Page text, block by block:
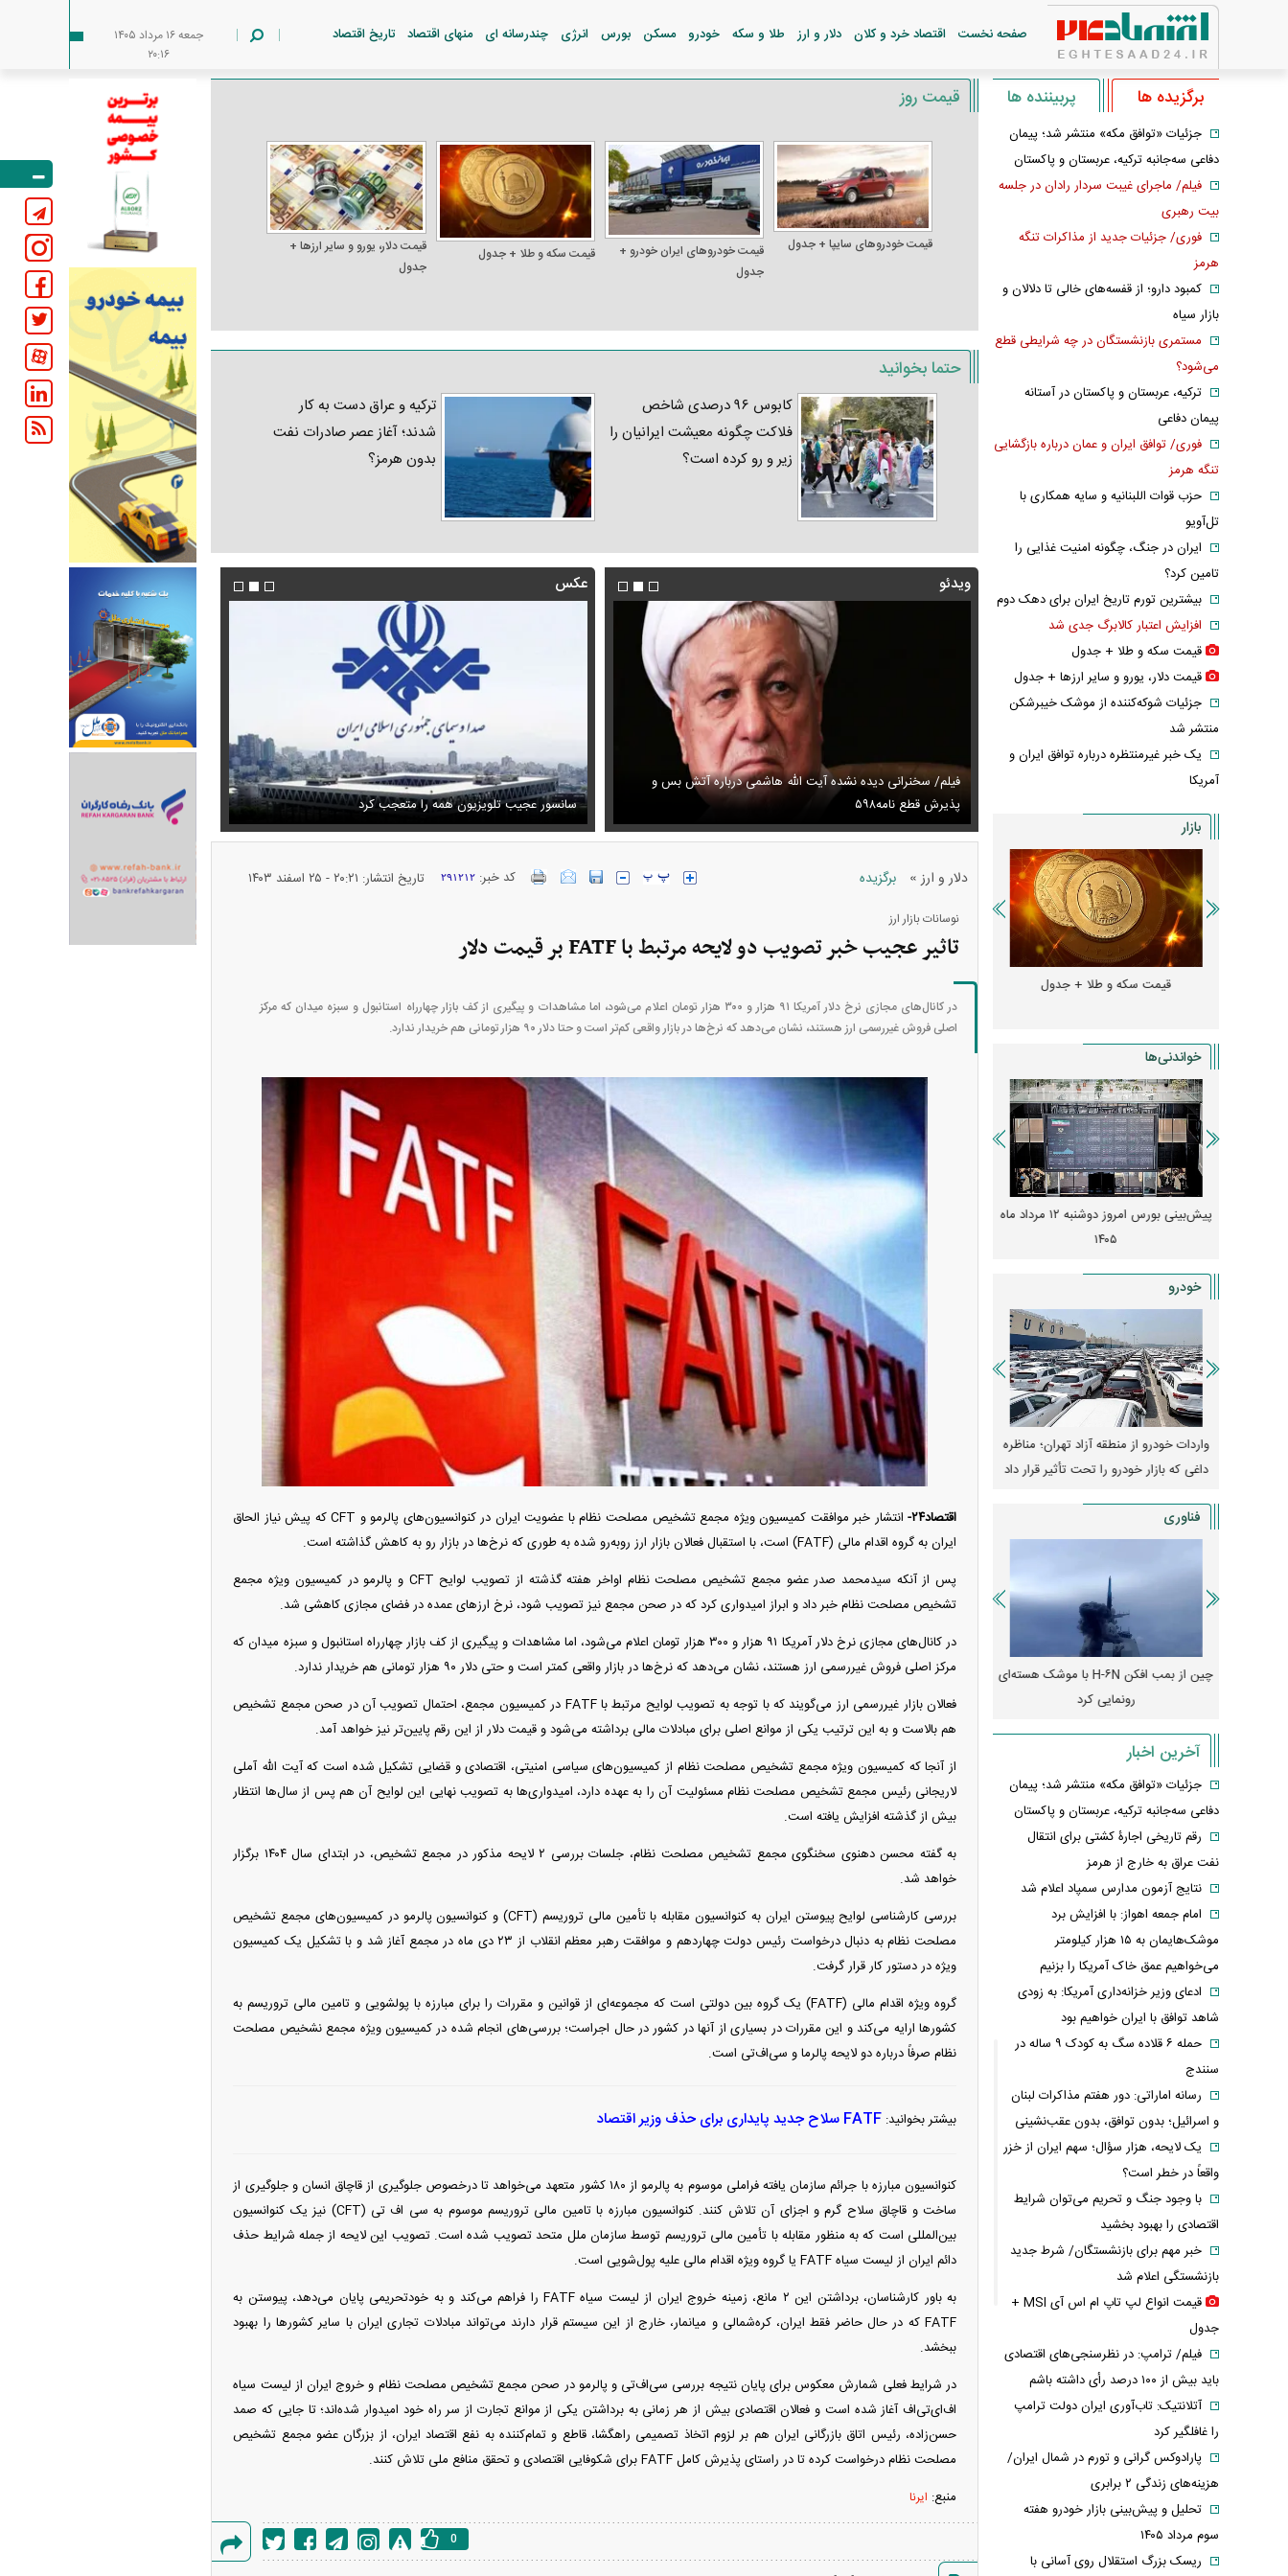
صفحه نخست اقتصاد خرد و کلان دلار و ارز طلا و سکه خودرو مسکن بورس انرژی چندرسانه ای منهای اقتصاد تاریخ اقتصاد
جمعه ۱۶ مرداد ۱۴۰۵
۲۰:۱۶
قیمت روز
قیمت خودرو‌های سایپا + جدول
قیمت خودرو‌های ایران خودرو +
جدول
قیمت سکه و طلا + جدول
قیمت دلار، یورو و سایر ارز‌ها +
جدول
حتما بخوانید
کابوس ۹۶ درصدی شاخص
فلاکت چگونه معیشت ایرانیان را
زیر و رو کرده است؟
ترکیه و عراق دست به کار
شدند؛ آغاز عصر صادرات نفت
بدون هرمز؟
ویدئو
رهبر شهید درباره احتمال اسارت مجتبی و مصطفی
فیلم/ سخنرانی دیده نشده آیت الله هاشمی درباره آتش بس و
پذیرش قطع نامه۵۹۸
فیلم/ پزشکیان: اگر ارز ترجیحی را حذف نمی‌کردیم، قطعاً قحطی
پیش می‌آمد
فیلم/ توصیه رهبر شهید درباره احتمال اسارت
خامنه ای
عکس
عکس دیده‌نشده ظل‌السلطنه نوه ناصرالدین شاه در لباس دامادی سانسور عجیب تلویزیون همه را متعجب کرد استایل جدید صابر ابر در فضای مجازی
دلار و ارز » برگزیده کد خبر:۲۹۱۲۱۲ تاریخ انتشار: ۲۰:۲۱ - ۲۵ اسفند ۱۴۰۳
نوسانات بازار ارز
تاثیر عجیب خبر تصویب دو لایحه مرتبط با FATF بر قیمت دلار
در کانال‌های مجازی نرخ دلار آمریکا ۹۱ هزار و ۳۰۰ هزار تومان اعلام می‌شود، اما مشاهدات و پیگیری از کف بازار چهارراه استانبول و سبزه میدان که مرکز
اصلی فروش غیررسمی ارز هستند، نشان می‌دهد که نرخ‌ها در بازار واقعی کم‌تر است و حتا دلار ۹۰ هزار تومانی هم خریدار ندارد.
اقتصاد۲۴-
انتشار خبر موافقت کمیسیون ویژه مجمع تشخیص مصلحت نظام با عضویت ایران در کنوانسیون‌های پالرمو و CFT که پیش نیاز الحاق
ایران به گروه اقدام مالی (FATF) است، با استقبال فعالان بازار ارز رو‌به‌رو شده به طوری که نرخ‌ها در بازار رو به کاهش گذاشته است.
پس از آنکه سیدمحمد صدر عضو مجمع تشخیص مصلحت نظام اواخر هفته گذشته از تصویب لوایح CFT و پالرمو در کمیسیون ویژه مجمع
تشخیص مصلحت نظام خبر داد و ابراز امیدواری کرد که در صحن مجمع نیز تصویب شود، نرخ ارز‌های عمده در فضای مجازی کاهشی شد.
در کانال‌های مجازی نرخ دلار آمریکا ۹۱ هزار و ۳۰۰ هزار تومان اعلام می‌شود، اما مشاهدات و پیگیری از کف بازار چهارراه استانبول و سبزه میدان که
مرکز اصلی فروش غیررسمی ارز هستند، نشان می‌دهد که نرخ‌ها در بازار واقعی کمتر است و حتی دلار ۹۰ هزار تومانی هم خریدار ندارد.
فعالان بازار غیررسمی ارز می‌گویند که با توجه به تصویب لوایح مرتبط با FATF در کمیسیون مجمع، احتمال تصویب آن در صحن مجمع تشخیص
هم بالاست و به این ترتیب یکی از موانع اصلی برای مبادلات مالی برداشته می‌شود و قیمت دلار از این رقم پایین‌تر نیز خواهد آمد.
از آنجا که کمیسیون ویژه مجمع تشخیص مصلحت نظام از کمیسیون‌های سیاسی امنیتی، اقتصادی و قضایی تشکیل شده است که آیت الله آملی
لاریجانی رئیس مجمع تشخیص مصلحت نظام مسئولیت آن را به عهده دارد، امیدواری‌ها به تصویب نهایی این لوایح آن هم پس از سال‌ها انتظار
بیش از گذشته افزایش یافته است.
به گفته محسن دهنوی سخنگوی مجمع تشخیص مصلحت نظام، جلسات بررسی ۲ لایحه مذکور در مجمع تشخیص، در ابتدای سال ۱۴۰۴ برگزار
خواهد شد.
بررسی کارشناسی لوایح پیوستن ایران به کنوانسیون مقابله با تأمین مالی تروریسم (CFT) و کنوانسیون پالرمو در کمیسیون‌های مجمع تشخیص
مصلحت نظام به دنبال درخواست رئیس دولت چهاردهم و موافقت رهبر معظم انقلاب از ۲۳ دی ماه در مجمع آغاز شد و با تشکیل یک کمیسیون
ویژه در دستور کار قرار گرفت.
گروه ویژه اقدام مالی (FATF) یک گروه بین دولتی است که مجموعه‌ای از قوانین و مقررات را برای مبارزه با پولشویی و تامین مالی تروریسم به
کشور‌ها ارایه می‌کند و این مقررات در بسیاری از آنها در کشور در حال اجراست؛ بررسی‌های انجام شده در کمیسیون ویژه مجمع نشخیص مصلحت
نظام صرفاً درباره دو لایحه پالرما و سی‌اف‌تی است.
بیشتر بخوانید: FATF سلاح جدید پایداری برای حذف وزیر اقتصاد
کنوانسیون مبارزه با جرائم سازمان یافته فراملی موسوم به پالرمو از ۱۸۰ کشور متعهد می‌خواهد تا درخصوص جلوگیری از قاچاق انسان و جلوگیری از
ساخت و قاچاق سلاح گرم و اجزای آن تلاش کنند. کنوانسیون مبارزه با تامین مالی تروریسم موسوم به سی اف تی (CFT) نیز یک کنوانسیون
بین‌المللی است که به منظور مقابله با تأمین مالی تروریسم توسط سازمان ملل متحد تصویب شده است. تصویب این لایحه از جمله شرایط حذف
دائم ایران از لیست سیاه FATF یا گروه ویژه اقدام مالی علیه پول‌شویی است.
به باور کارشناسان، برداشتن این ۲ مانع، زمینه خروج ایران از لیست سیاه FATF را فراهم می‌کند و به خودتحریمی پایان می‌دهد، پیوستن به
FATF که در حال حاضر فقط ایران، کره‌شمالی و میانمار، خارج از این سیستم قرار دارند می‌تواند مبادلات تجاری ایران با سایر کشور‌ها را بهبود
ببخشد.
در شرایط فعلی شمارش معکوس برای پایان نتیجه بررسی سی‌اف‌تی و پالرمو در صحن مجمع تشخیص مصلحت نظام و خروج ایران از لیست سیاه
اف‌ای‌تی‌اف آغاز شده است و فعالان اقتصادی بیش از هر زمانی به برداشتن یکی از موانع تجارت از سر راه خود امیدوار شده‌اند؛ تا جایی که صمد
حسن‌زاده، رئیس اتاق بازرگانی ایران هم بر لزوم اتخاذ تصمیمی راهگشا، قاطع و تمام‌کننده به نفع اقتصاد ایران، از بزرگان عضو مجمع تشخیص
مصلحت نظام درخواست کرده تا در راستای پذیرش کامل FATF برای شکوفایی اقتصادی و تحقق منافع ملی تلاش کنند.
منبع: ایرنا
گزارش
0
برگزیده ها پربیننده ها
جزئیات «توافق مکه» منتشر شد؛ پیمان
دفاعی سه‌جانبه ترکیه، عربستان و پاکستان
فیلم/ ماجرای غیبت سردار رادان در جلسه
بیت رهبری
فوری/ جزئیات جدید از مذاکرات تنگه
هرمز
کمبود دارو؛ از قفسه‌های خالی تا دلالان و
بازار سیاه
مستمری بازنشستگان در چه شرایطی قطع
می‌شود؟
ترکیه، عربستان و پاکستان در آستانه
پیمان دفاعی
فوری/ توافق ایران و عمان درباره بازگشایی
تنگه هرمز
حزب قوات اللبنانیه و سایه همکاری با
تل‌آویو
ایران در جنگ، چگونه امنیت غذایی را
تامین کرد؟
بیشترین تورم تاریخ ایران برای دهک دوم
افزایش اعتبار کالابرگ جدی شد
قیمت سکه و طلا + جدول
قیمت دلار، یورو و سایر ارز‌ها + جدول
جزئیات شوکه‌کننده از موشک خیبرشکن
منتشر شد
یک خبر غیرمنتظره درباره توافق ایران و
آمریکا
بازار
قیمت سکه و طلا + جدول قیمت دلار، یورو و سایر ارز‌ها + جدول
خواندنی‌ها
پیش‌بینی بورس امروز دوشنبه ۱۲ مرداد ماه
۱۴۰۵
زنگ خطر انباشت نیاز در بازار مسکن؛ فنر
قیمت‌ها فشرده شده
کارنامه مردود محسن پاک‌ نژاد؛ از افت شدید
درآمد ارزی تا بازی با عزل و نصب‌ها
۱۴۰۵
خودرو
واردات خودرو از منطقه آزاد تهران؛ مناظره
داغی که بازار خودرو را تحت تأثیر قرار داد
قیمت خودرو وارد فاز جدید شد/ اولین
واکنش بازار به تحولات سیاسی + جدول
هجوم خودروسازان چینی به اروپا؛ آیا
کارخانه‌های بحران‌زده نجات پیدا می‌کنند؟
واردات خودرو از منطقه آزاد تهران؛ مناظره
داغی که بازار خودرو را تحت تأثیر قرار داد
فناوری
چین از بمب افکن H-۶N با موشک هسته‌ای
رونمایی کرد
پهپاد رهگیر یا موشک پدافند؛ قدرت تهدید
کدامیک بیشتر است؟
رونمایی از پوکو M ۸ پاور با باتری ۸۰۰۰
میلی‌آمپرساعتی
چین از بمب افکن H-۶N با موشک هسته‌ای
رونمایی کرد
آخرین اخبار
جزئیات «توافق مکه» منتشر شد؛ پیمان
دفاعی سه‌جانبه ترکیه، عربستان و پاکستان
رقم تاریخی اجارۀ کشتی برای انتقال
نفت عراق به خارج از هرمز
نتایج آزمون مدارس سمپاد اعلام شد
امام‌ جمعه اهواز: با افزایش برد
موشک‌هایمان به ۱۵ هزار کیلومتر
می‌خواهیم عمق خاک آمریکا را بزنیم
ادعای وزیر خزانه‌داری آمریکا: به زودی
شاهد توافق با ایران خواهیم بود
حمله ۶ قلاده سگ به کودک ۹ ساله در
سنندج
رسانه اماراتی: دور هفتم مذاکرات لبنان
و اسرائیل؛ بدون توافق، بدون عقب‌نشینی
یک لایحه، هزار سؤال؛ سهم ایران از خزر
واقعاً در خطر است؟
با وجود جنگ و تحریم می‌توان شرایط
اقتصادی را بهبود بخشید
خبر مهم برای بازنشستگان/ شرط جدید
بازنشستگی اعلام شد
قیمت انواع لپ تاپ ام اس آی MSI +
جدول
فیلم/ ترامپ: در نظرسنجی‌های اقتصادی
باید بیش از ۱۰۰ درصد رأی داشته باشم
آتلانتیک: تاب‌آوری ایران دولت ترامپ
را غافلگیر کرد
پارادوکس گرانی و تورم در شمال ایران/
هزینه‌های زندگی ۲ برابری
تحلیل و پیش‌بینی بازار خودرو هفته
سوم مرداد ۱۴۰۵
ریسک بزرگ استقلال روی آسانی با